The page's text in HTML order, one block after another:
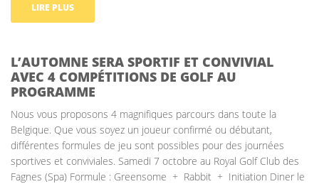
LIRE PLUS
L’AUTOMNE SERA SPORTIF ET CONVIVIAL
AVEC 4 COMPÉTITIONS DE GOLF AU
PROGRAMME
Nous vous proposons 4 magnifiques parcours dans toute la
Belgique. Que vous soyez un joueur confirmé ou débutant,
différentes formules de jeu sont possibles pour des journées
sportives et conviviales. Samedi 7 octobre au Royal Golf Club des
Fagnes (Spa) Formule : Greensome + Rabbit + Initiation Diner le